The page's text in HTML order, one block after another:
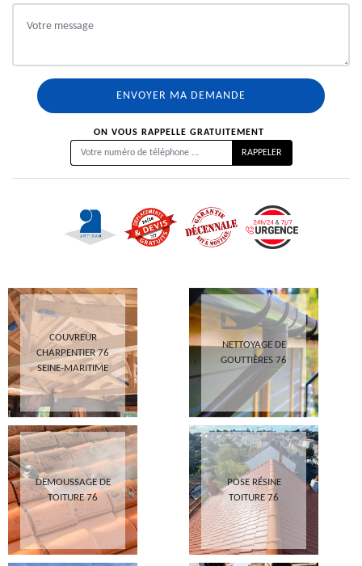
ON VOUS RAPPELLE GRATUITEMENT
COUVREUR
CHARPENTIER 76
SEINE-MARITIME
NETTOYAGE DE
GOUTTIÈRES 76
DEMOUSSAGE DE
TOITURE 76
POSE RÉSINE
TOITURE 76